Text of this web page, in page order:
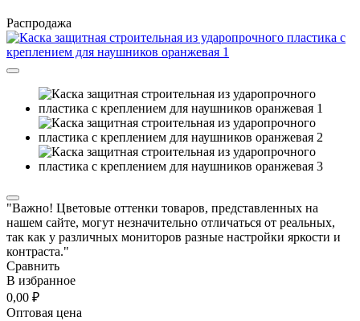
Распродажа
"Важно! Цветовые оттенки товаров, представленных на
нашем сайте, могут незначительно отличаться от реальных,
так как у различных мониторов разные настройки яркости и
контраста."
Сравнить
В избранное
0,00 ₽
Оптовая цена